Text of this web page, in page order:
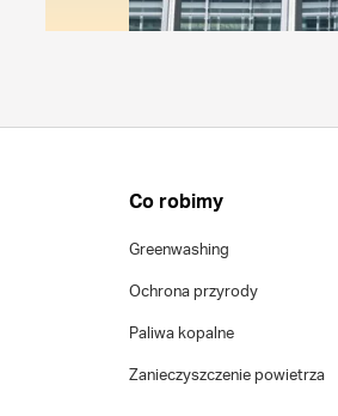
Co robimy
Greenwashing
Ochrona przyrody
Paliwa kopalne
Zanieczyszczenie powietrza